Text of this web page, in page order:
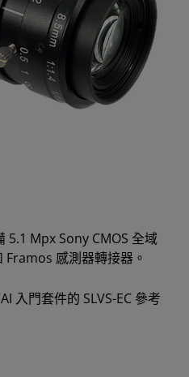
5.1 Mpx Sony CMOS 全域
感測器轉接器。
入門套件的 SLVS-EC 參考